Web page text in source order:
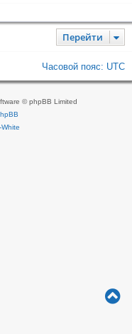
Перейти
Часовой пояс: UTC
© phpBB Limited